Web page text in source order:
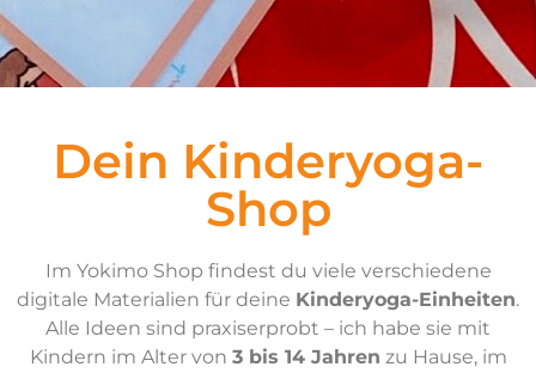
Dein Kinderyoga-
Shop
Im Yokimo Shop findest du viele verschiedene
digitale Materialien für deine Kinderyoga-Einheiten.
Alle Ideen sind praxiserprobt – ich habe sie mit
Kindern im Alter von 3 bis 14 Jahren zu Hause, im